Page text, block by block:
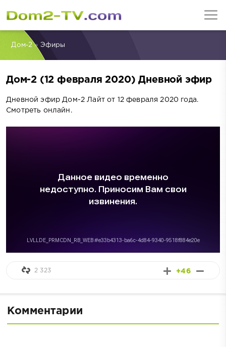
Дом-2» Эфиры
Дом-2 (12 февраля 2020) Дневной эфир
Дневной эфир Дом-2 Лайт от 12 февраля 2020 года.
Смотреть онлайн.
+46
2 323
Комментарии